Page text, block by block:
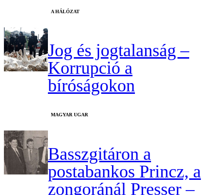
A HÁLÓZAT
Jog és jogtalanság –
Korrupció a
bíróságokon
MAGYAR UGAR
Basszgitáron a
postabankos Princz, a
zongoránál Presser –